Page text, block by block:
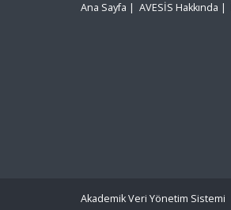
Ana Sayfa | AVESİS Hakkında |
Akademik Veri Yönetim Sistemi